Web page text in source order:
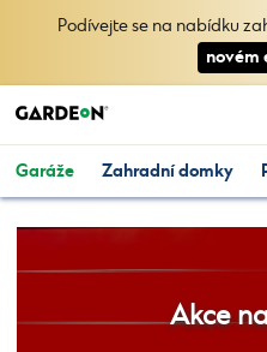
Podívejte se na nabídku
novém
Garáže Zahradní domky
Akce